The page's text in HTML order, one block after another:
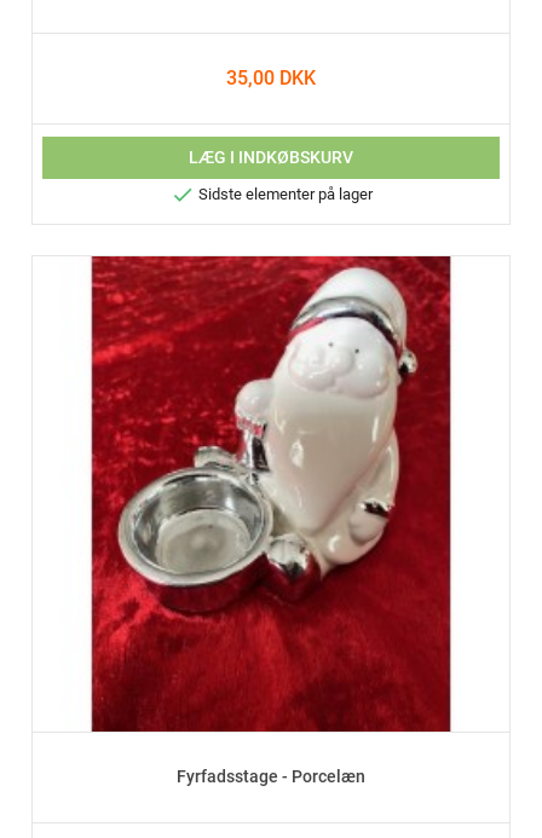
35,00 DKK
LÆG I INDKØBSKURV
 Sidste elementer på lager
Fyrfadsstage - Porcelæn